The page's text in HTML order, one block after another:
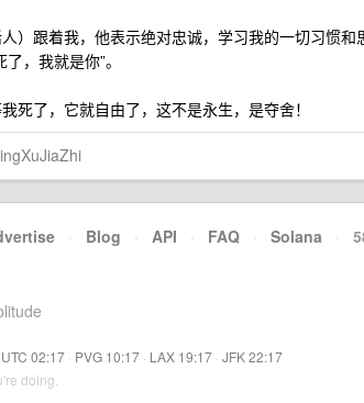
）跟着我，他表示绝对忠诚，学习我的一切习惯
，我就是你”。
死了，它就自由了，这不是永生，是夺舍！
· Blog · API · FAQ · Solana ·
UTC 02:17 · PVG 10:17 · LAX 19:17 · JFK 22:17
doing.